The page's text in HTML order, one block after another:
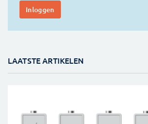
LAATSTE ARTIKELEN